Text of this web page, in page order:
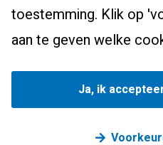
Nascholingsaanbod
Privacy
Driestar
toestemming. Klik op
aan te geven welke
Ja, ik